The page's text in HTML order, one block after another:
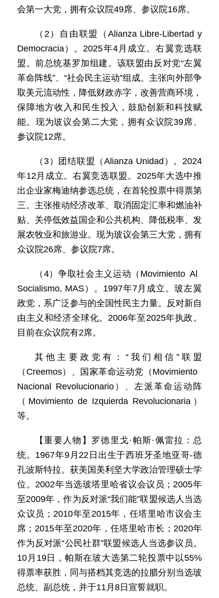
会第一大党，拥有众议院49席、参议院16席。
（2）自由联盟（Alianza Libre-Libertad y
Democracia）。2025年4月成立。右翼竞选联
盟。前总统基罗加组建。该联盟由反对党“左翼
革命阵线”、“社会民主运动”组成。主张向外部争
取美元流动性，降低财政赤字，改善营商环境，
保障地方收入和民生投入，鼓励创新和科技赋
能。现为玻议会第二大党，拥有众议院39席、
参议院12席。
（3）团结联盟（Alianza Unidad）。2024
年12月成立。右翼竞选联盟。2025年大选中推
出企业家梅迪纳参选总统，在首轮投票中得票第
三。主张推动经济改革、取消固定汇率和燃油补
贴、关停低效益国企和公共机构、降低税率、发
展农牧业和旅游业。现为玻议会第三大党，拥有
众议院26席、参议院7席。
（4）争取社会主义运动（Movimiento Al
Socialismo, MAS）。1997年7月成立。玻左翼
政党，系广泛参与的全国性民主力量。反对新自
由主义和经济全球化。2006年至2025年执政。
目前在众议院有2席。
其他主要政党有：“我们相信”联盟
（Creemos）、国家革命运动党（Movimiento
Nacional Revolucionario）、左派革命运动阵
（Movimiento de Izquierda Revolucionaria）
等。
【重要人物】罗德里戈·帕斯·佩雷拉：总
统。1967年9月22日出生于西班牙圣地亚哥-德
孔波斯特拉。获美国美利坚大学政治管理硕士学
位。2002年当选玻塔里哈省议会议员；2005年
至2009年，作为反对派“我们能”联盟候选人当选
众议员；2010年至2015年，任塔里哈市议会主
席；2015年至2020年，任塔里哈市长；2020年
作为反对派“公民社群”联盟候选人当选参议员。
10月19日，帕斯在玻大选第二轮投票中以55%
得票率获胜，同与搭档其竞选的拉腊分别当选玻
总统、副总统，并于11月8日宣誓就职。